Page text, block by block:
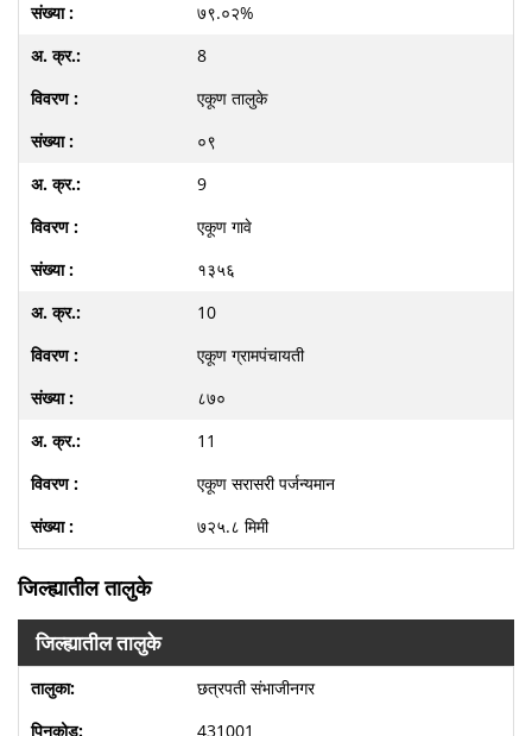
७९.०२%
8
एकूण तालुके
०९
9
एकूण गावे
१३५६
10
एकूण ग्रामपंचायती
८७०
11
एकूण सरासरी पर्जन्यमान
७२५.८ मिमी
जिल्ह्यातील तालुके
जिल्ह्यातील तालुके
छत्रपती संभाजीनगर
431001